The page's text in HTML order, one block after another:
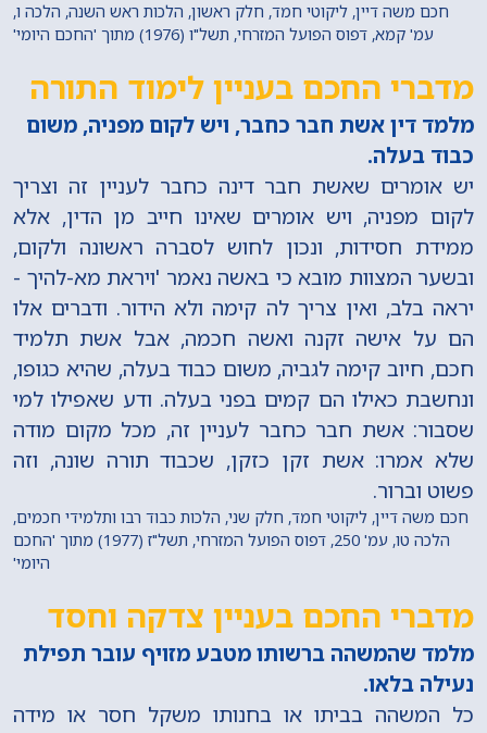
חכם משה דיין, ליקוטי חמד, חלק ראשון, הלכות ראש השנה, הלכה ו,
עמ' קמא, דפוס הפועל המזרחי, תשל"ו (1976) מתוך 'החכם היומי'
מדברי החכם בעניין לימוד התורה
מלמד דין אשת חבר כחבר, ויש לקום מפניה, משום
כבוד בעלה.
יש אומרים שאשת חבר דינה כחבר לעניין זה וצריך
לקום מפניה, ויש אומרים שאינו חייב מן הדין, אלא
ממידת חסידות, ונכון לחוש לסברה ראשונה ולקום,
ובשער המצוות מובא כי באשה נאמר 'ויראת מא-להיך -
יראה בלב, ואין צריך לה קימה ולא הידור. ודברים אלו
הם על אישה זקנה ואשה חכמה, אבל אשת תלמיד
חכם, חיוב קימה לגביה, משום כבוד בעלה, שהיא כגופו,
ונחשבת כאילו הם קמים בפני בעלה. ודע שאפילו למי
שסבור: אשת חבר כחבר לעניין זה, מכל מקום מודה
שלא אמרו: אשת זקן כזקן, שכבוד תורה שונה, וזה
פשוט וברור.
חכם משה דיין, ליקוטי חמד, חלק שני, הלכות כבוד רבו ותלמידי חכמים,
הלכה טו, עמ' 250, דפוס הפועל המזרחי, תשל"ז (1977) מתוך 'החכם
היומי'
מדברי החכם בעניין צדקה וחסד
מלמד שהמשהה ברשותו מטבע מזויף עובר תפילת
נעילה בלאו.
כל המשהה בביתו או בחנותו משקל חסר או מידה